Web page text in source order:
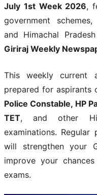
July 1st Week 2026,
government
and Himachal
Giriraj Weekly
This weekly current
prepared for aspirants
Police Constable, HP
TET, and other
examinations.
will strengthen your
improve your
exams.